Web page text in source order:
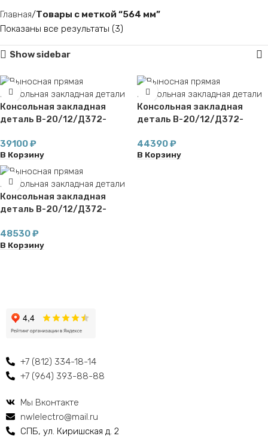
Главная Товары с меткой “564 мм”
Показаны все результаты (3)
Show sidebar
Консольная закладная
деталь В-20/12/Д372-
39100₽
В Корзину
Консольная закладная
деталь В-20/12/Д372-
44390₽
В Корзину
Консольная закладная
деталь В-20/12/Д372-
48530₽
В Корзину
+7 (812) 334-18-14
+7 (964) 393-88-88
Мы Вконтакте
nwlelectro@mail.ru
СПБ, ул. Киришская д. 2